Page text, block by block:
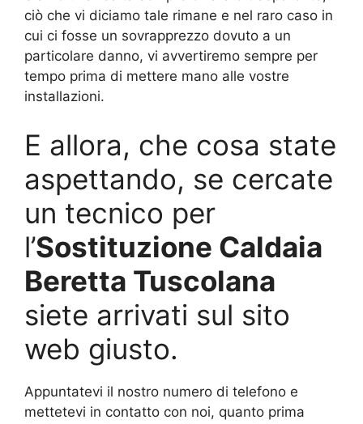
ciò che vi diciamo tale rimane e nel raro caso in
cui ci fosse un sovrapprezzo dovuto a un
particolare danno, vi avvertiremo sempre per
tempo prima di mettere mano alle vostre
installazioni.
E allora, che cosa state
aspettando, se cercate
un tecnico per
l’Sostituzione Caldaia
Beretta Tuscolana
siete arrivati sul sito
web giusto.
Appuntatevi il nostro numero di telefono e
mettetevi in contatto con noi, quanto prima